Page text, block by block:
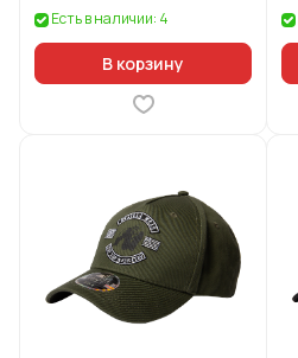
Есть в наличии: 4
В корзину